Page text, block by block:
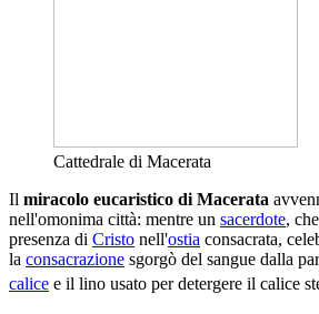
Cattedrale di Macerata
Il miracolo eucaristico di Macerata
nell'omonima città: mentre un sacerdote,
presenza di Cristo nell'ostia consacrata,
la consacrazione sgorgò del sangue dalla
calice e il lino usato per detergere il calice